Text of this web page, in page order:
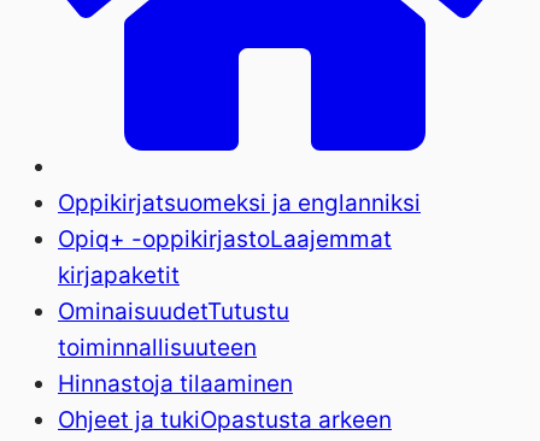
Oppikirjatsuomeksi ja englanniksi
Opiq+ -oppikirjastoLaajemmat
kirjapaketit
OminaisuudetTutustu
toiminnallisuuteen
Hinnastoja tilaaminen
Ohjeet ja tukiOpastusta arkeen